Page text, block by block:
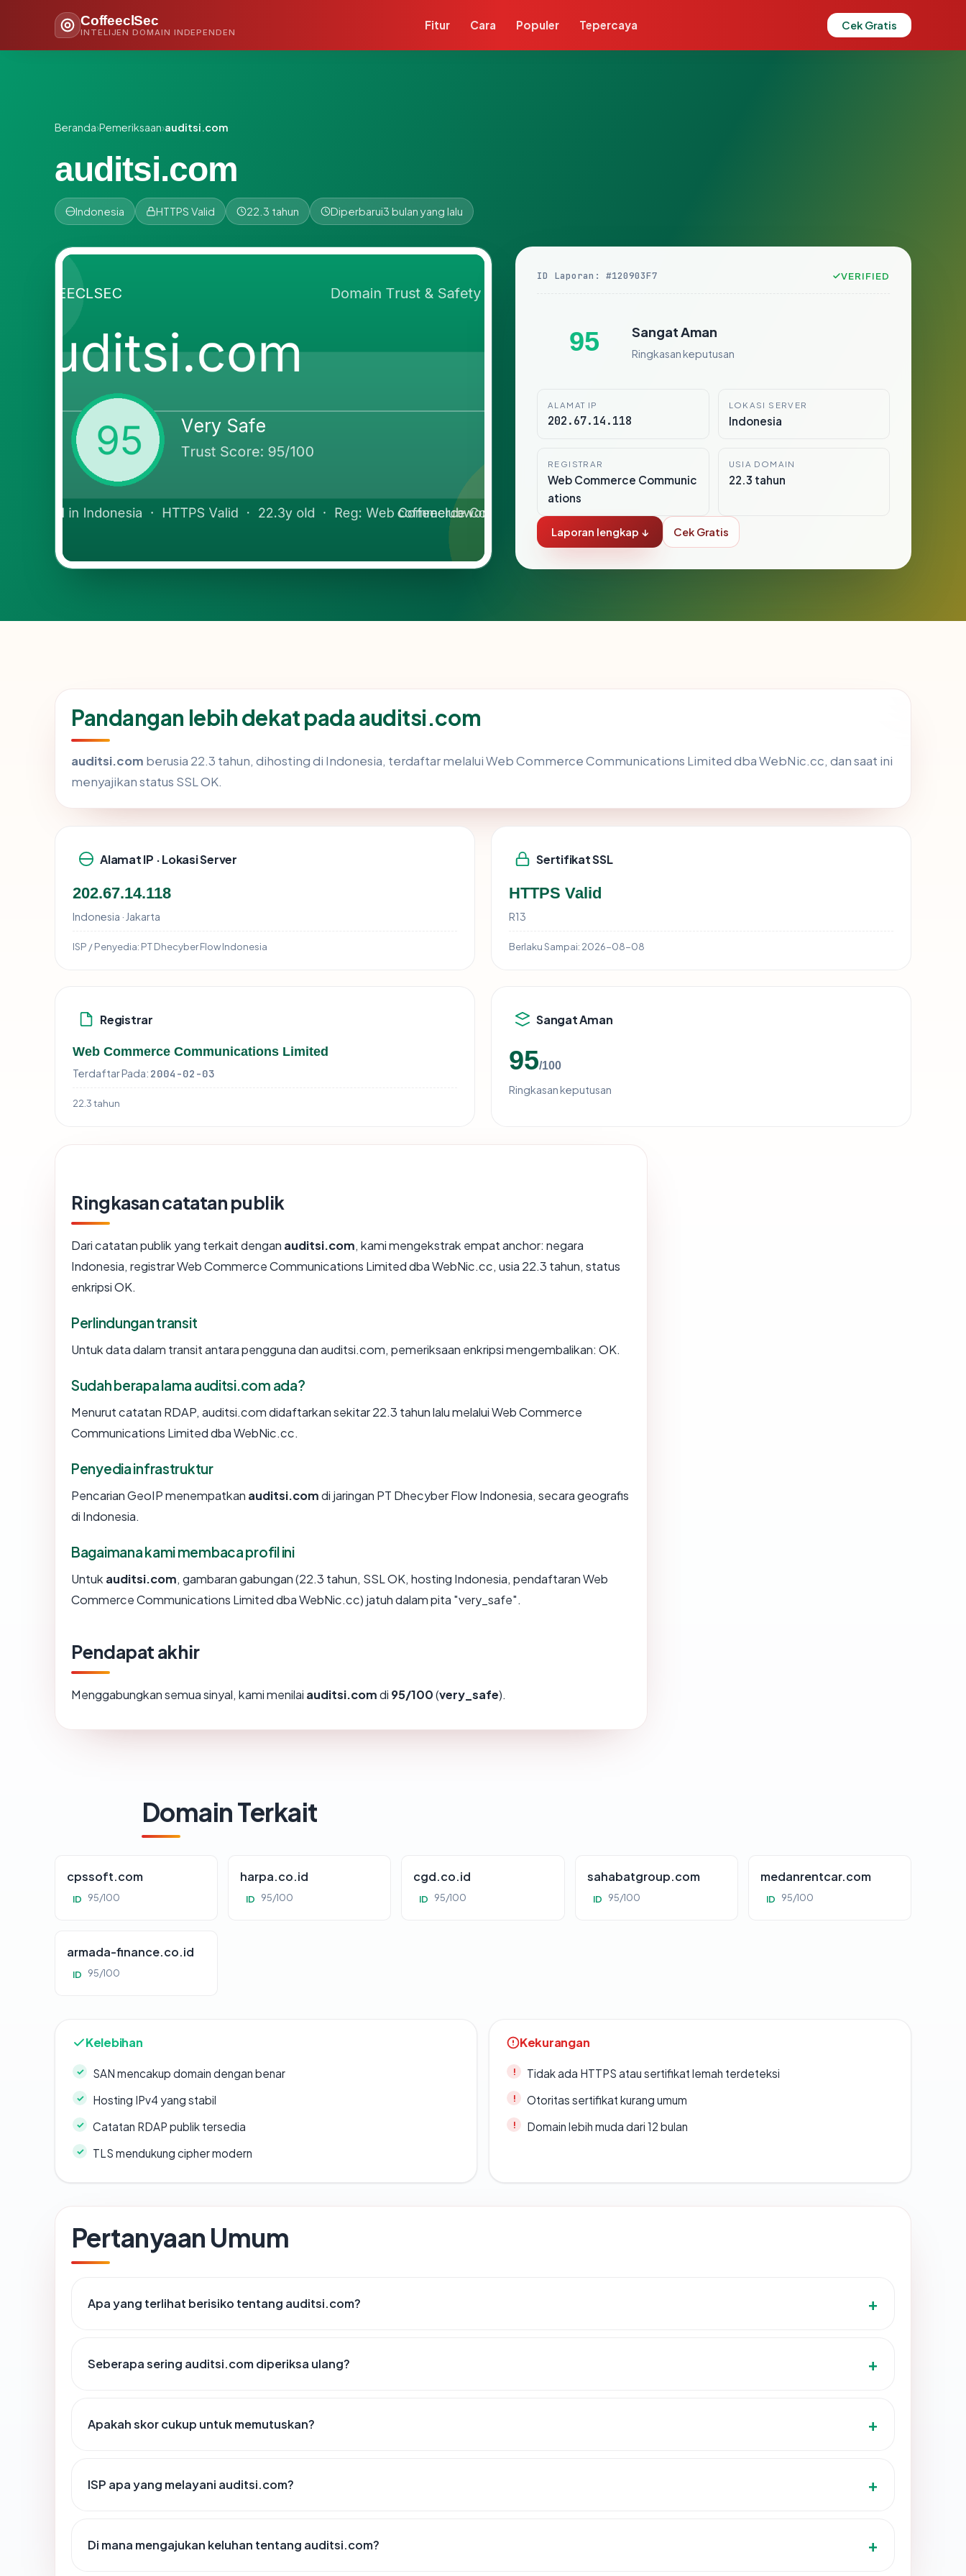
CoffeeclSec
INTELIJEN DOMAIN INDEPENDEN
Fitur Cara Populer Tepercaya Cek Gratis
Beranda›Pemeriksaan›auditsi.com
auditsi.com
Indonesia HTTPS Valid 22.3 tahun Diperbarui3 bulan yang lalu
ID Laporan: #120903F7 VERIFIED
95 Sangat Aman
Ringkasan keputusan
ALAMAT IP
202.67.14.118
LOKASI SERVER
Indonesia
REGISTRAR
Web Commerce Communic
ations
USIA DOMAIN
22.3 tahun
Laporan lengkap ↓ Cek Gratis
Pandangan lebih dekat pada auditsi.com
auditsi.com berusia 22.3 tahun, dihosting di Indonesia, terdaftar melalui Web Commerce Communications Limited dba WebNic.cc, dan saat ini
menyajikan status SSL OK.
Alamat IP · Lokasi Server
202.67.14.118
Indonesia · Jakarta
ISP / Penyedia: PT Dhecyber Flow Indonesia
Sertifikat SSL
HTTPS Valid
R13
Berlaku Sampai: 2026-08-08
Registrar
Web Commerce Communications Limited
Terdaftar Pada: 2004-02-03
22.3 tahun
Sangat Aman
95/100
Ringkasan keputusan
Ringkasan catatan publik
Dari catatan publik yang terkait dengan auditsi.com, kami mengekstrak empat anchor: negara
Indonesia, registrar Web Commerce Communications Limited dba WebNic.cc, usia 22.3 tahun, status
enkripsi OK.
Perlindungan transit
Untuk data dalam transit antara pengguna dan auditsi.com, pemeriksaan enkripsi mengembalikan: OK.
Sudah berapa lama auditsi.com ada?
Menurut catatan RDAP, auditsi.com didaftarkan sekitar 22.3 tahun lalu melalui Web Commerce
Communications Limited dba WebNic.cc.
Penyedia infrastruktur
Pencarian GeoIP menempatkan auditsi.comdi jaringan PT Dhecyber Flow Indonesia, secara geografis
di Indonesia.
Bagaimana kami membaca profil ini
Untuk auditsi.com, gambaran gabungan (22.3 tahun, SSL OK, hosting Indonesia, pendaftaran Web
Commerce Communications Limited dba WebNic.cc) jatuh dalam pita "very_safe".
Pendapat akhir
Menggabungkan semua sinyal, kami menilai auditsi.comdi 95/100(very_safe).
Domain Terkait
cpssoft.com
ID 95/100
harpa.co.id
ID 95/100
cgd.co.id
ID 95/100
sahabatgroup.com
ID 95/100
medanrentcar.com
ID 95/100
armada-finance.co.id
ID 95/100
Kelebihan
SAN mencakup domain dengan benar
Hosting IPv4 yang stabil
Catatan RDAP publik tersedia
TLS mendukung cipher modern
Kekurangan
Tidak ada HTTPS atau sertifikat lemah terdeteksi
Otoritas sertifikat kurang umum
Domain lebih muda dari 12 bulan
Pertanyaan Umum
Apa yang terlihat berisiko tentang auditsi.com?
Seberapa sering auditsi.com diperiksa ulang?
Apakah skor cukup untuk memutuskan?
ISP apa yang melayani auditsi.com?
Di mana mengajukan keluhan tentang auditsi.com?